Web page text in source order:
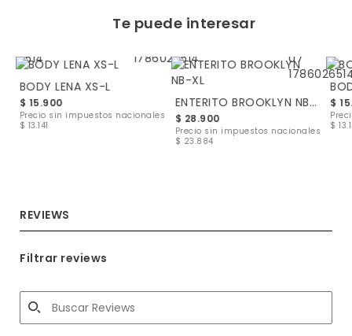
Te puede interesar
BODY LENA XS-L
$ 15.900
Precio sin impuestos nacionales
$ 13.141
ENTERITO BROOKLYN NB-XL
$ 28.900
Precio sin impuestos nacionales
$ 23.884
$
$
REVIEWS
Filtrar reviews